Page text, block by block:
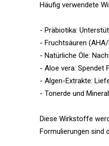
Häufig verwendete
- Präbiotika:
- Fruchtsäuren
- Natürliche Öle:
- Aloe vera: Spendet
- Algen-Extrakte:
- Tonerde und
Diese Wirkstoffe
Formulierungen sind